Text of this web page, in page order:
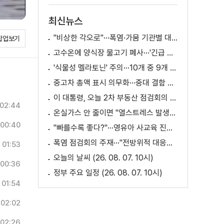
업보기
02:44
00:40
01:53
00:36
01:54
02:02
최신뉴스
"비상한 각오로"···폭염·가뭄 기관별 대책은?
고수온에 양식장 물고기 폐사···'긴급 방류' 지원
'식물성 멜라토닌' 주의···10개 중 9개 처방 용량 초과
중고차 총액 표시 의무화···중대 결함 시 '계약 해제'
이 대통령, 오늘 2차 부동산 점검회의 주재
온실가스 안 줄이면 "열스트레스 발생일 29배 증가"
"빠를수록 좋다?"···영유아 사교육 진실과 해법은?
폭염 점검회의 주재···"전방위적 대응체계 가동"
오늘의 날씨 (26. 08. 07. 10시)
정부 주요 일정 (26. 08. 07. 10시)